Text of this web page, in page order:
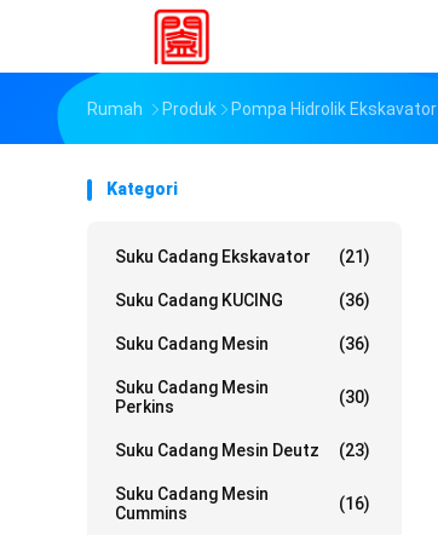
Rumah Produk Pompa Hidrolik Ekskavator
Kategori
Suku Cadang Ekskavator (21)
Suku Cadang KUCING (36)
Suku Cadang Mesin (36)
Suku Cadang Mesin
Perkins
(30)
Suku Cadang Mesin Deutz (23)
Suku Cadang Mesin
Cummins
(16)